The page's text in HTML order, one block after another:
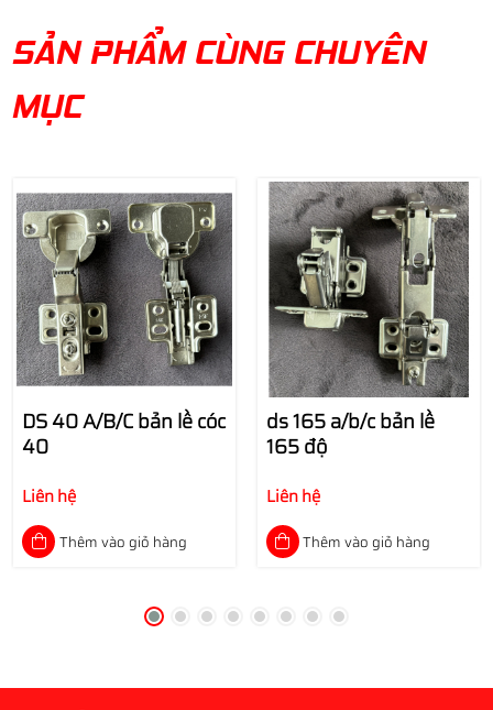
SẢN PHẨM CÙNG CHUYÊN
MỤC
DS 40 A/B/C bản lề cóc
40
Liên hệ
Thêm vào giỏ hàng
ds 165 a/b/c bản lề
165 độ
Liên hệ
Thêm vào giỏ hàng